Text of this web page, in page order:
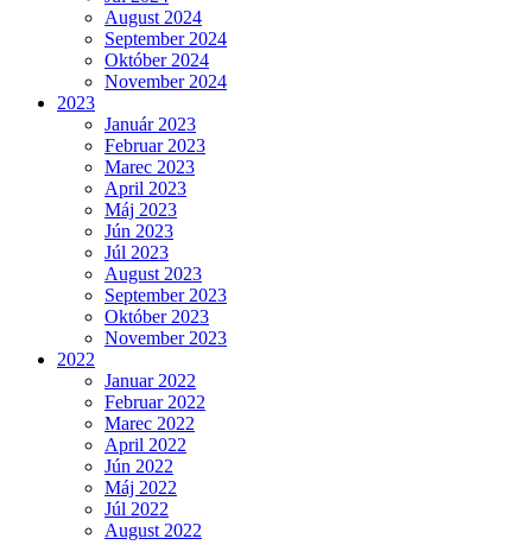
August 2024
September 2024
Október 2024
November 2024
2023
Január 2023
Februar 2023
Marec 2023
April 2023
Máj 2023
Jún 2023
Júl 2023
August 2023
September 2023
Október 2023
November 2023
2022
Januar 2022
Februar 2022
Marec 2022
April 2022
Jún 2022
Máj 2022
Júl 2022
August 2022